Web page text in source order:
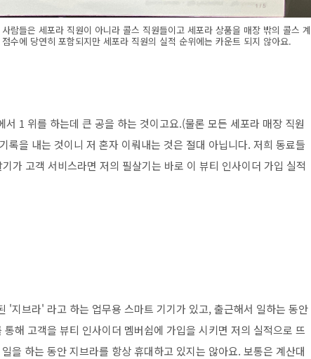
들은 세포라 직원이 아니라 콜스 직원들이고 세포라 상품을 매장 밖의 콜스 계
수에 당연히 포함되지만 세포라 직원의 실적 순위에는 카운트 되지 않아요.
1 위를 하는데 큰 공을 하는 것이고요.(물론 모든 세포라 매장 직원
록을 내는 것이니 저 혼자 이뤄내는 것은 절대 아닙니다. 저희 동료들
가 고객 서비스라면 저의 필살기는 바로 이 뷰티 인사이더 가입 실적
'지브라' 라고 하는 업무용 스마트 기기가 있고, 출근해서 일하는 동안
해 고객을 뷰티 인사이더 멤버쉽에 가입을 시키면 저의 실적으로 뜨
을 하는 동안 지브라를 항상 휴대하고 있지는 않아요. 보통은 계산대